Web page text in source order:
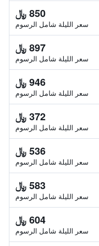
850 ﷼
سعر الليلة شامل الرسوم
897 ﷼
سعر الليلة شامل الرسوم
946 ﷼
سعر الليلة شامل الرسوم
372 ﷼
سعر الليلة شامل الرسوم
536 ﷼
سعر الليلة شامل الرسوم
583 ﷼
سعر الليلة شامل الرسوم
604 ﷼
سعر الليلة شامل الرسوم